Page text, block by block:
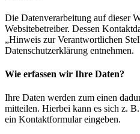
Die Datenverarbeitung auf dieser
Websitebetreiber. Dessen
„Hinweis zur Verantwortlichen
Datenschutzerklärung entnehmen.
Wie erfassen wir Ihre Daten?
Ihre Daten werden zum einen
mitteilen. Hierbei kann es sich z.
ein Kontaktformular eingeben.